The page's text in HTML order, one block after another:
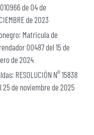
de 04 de
de 2023
Matricula de
00487 del 15 de
de 2024
RESOLUCIÓN N° 15838
25 de noviembre de 2025